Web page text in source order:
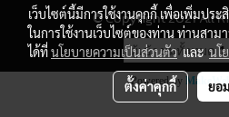
© Copyright 2021 All
ผู้เข้าชมทั้งหมด
Powered by
เว็บไซต์นี้มีการใช้งานคุกกี้ เพื่อเพิ่มป
ในการใช้งานเว็บไซต์ของท่าน ท่านสาม
ได้ที่นโยบายความเป็นส่วนตัวและนโ
ตั้งค่าคุกกี้ ยอ